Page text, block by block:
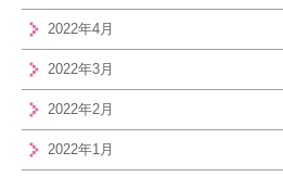
2022年4月
2022年3月
2022年2月
2022年1月